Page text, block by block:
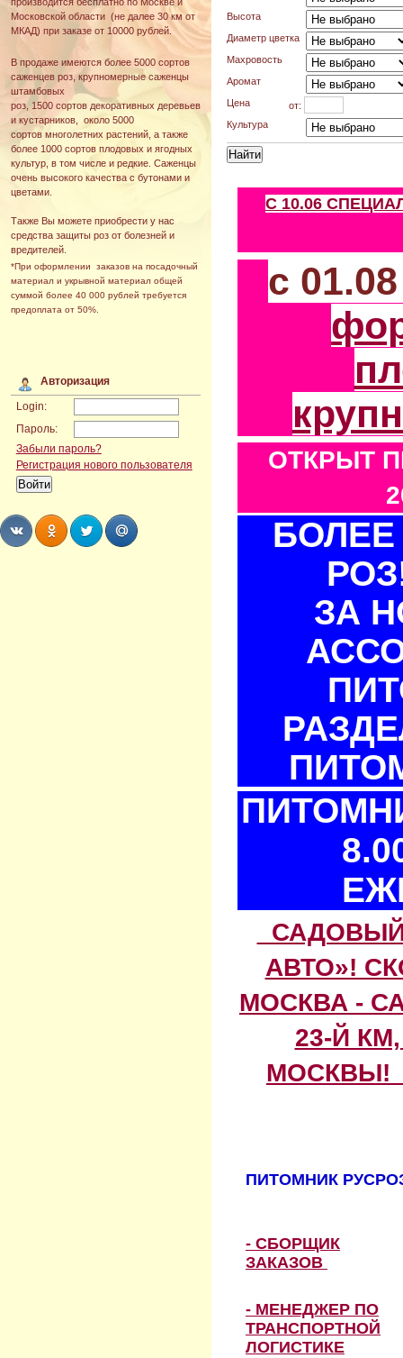
Московской области (не далее 30 км от
МКАД) при заказе от 10000 рублей.
В продаже имеются более 5000 сортов
саженцев роз, крупномерные саженцы
штамбовых
роз, 1500 сортов декоративных деревьев
и кустарников, около 5000
сортов многолетних растений, а также
более 1000 сортов плодовых и ягодных
культур, в том числе и редкие. Саженцы
очень высокого качества с бутонами и
цветами.
Также Вы можете приобрести у нас
средства защиты роз от болезней и
вредителей.
*При оформлении заказов на посадочный
материал и укрывной материал общей
суммой более 40 000 рублей требуется
предоплата от 50%.
Авторизация
Login:
Пароль:
Забыли пароль?
Регистрация нового пользователя
Высота
Диаметр цветка
Махровость
Аромат
Цена
от:
Культура
С 10.06
с
ОТКРЫТ
БОЛЕЕ
ЗА
АВТО»!
МОСКВА -
23-Й
МОСКВЫ!
ПИТОМНИК
- СБОРЩИК
ЗАКАЗОВ
- МЕНЕДЖЕР ПО
ТРАНСПОРТНОЙ
ЛОГИСТИКЕ